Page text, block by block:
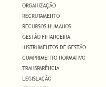
ORGANIZAÇÃO
RECRUTAMENTO
RECURSOS HUMANOS
GESTÃO FINANCEIRA
INSTRUMENTOS DE GESTÃO
CUMPRIMENTO NORMATIVO
TRANSPARÊNCIA
LEGISLAÇÃO